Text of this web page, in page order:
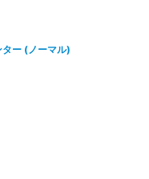
ー (ノーマル)